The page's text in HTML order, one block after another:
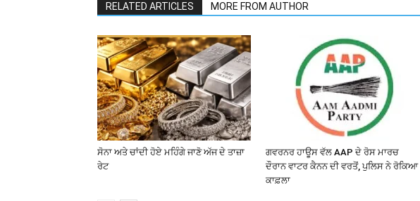
RELATED ARTICLES MORE FROM AUTHOR
ਸੋਨਾ ਅਤੇ ਚਾਂਦੀ ਹੋਏ ਮਹਿੰਗੇ ਜਾਣੋ ਅੱਜ ਦੇ ਤਾਜ਼ਾ
ਰੇਟ
ਗਵਰਨਰ ਹਾਊਸ ਵੱਲ AAP ਦੇ ਰੋਸ ਮਾਰਚ
ਦੌਰਾਨ ਵਾਟਰ ਕੈਨਨ ਦੀ ਵਰਤੋਂ, ਪੁਲਿਸ ਨੇ ਰੋਕਿਆ
ਕਾਫ਼ਲਾ